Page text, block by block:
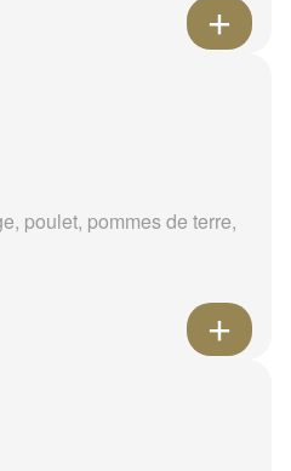
poulet, pommes de terre,